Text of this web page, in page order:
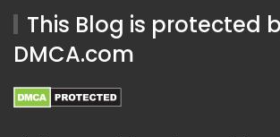
This Blog is protected
DMCA.com